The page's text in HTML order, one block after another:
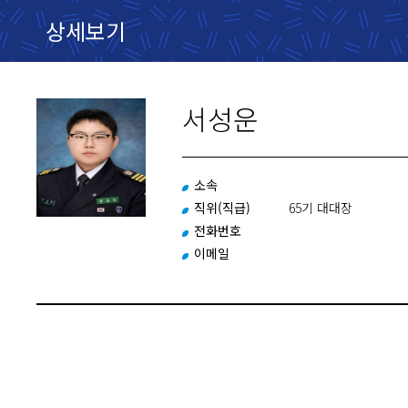
상세보기
서성운
소속
직위(직급)
65기 대대장
전화번호
이메일